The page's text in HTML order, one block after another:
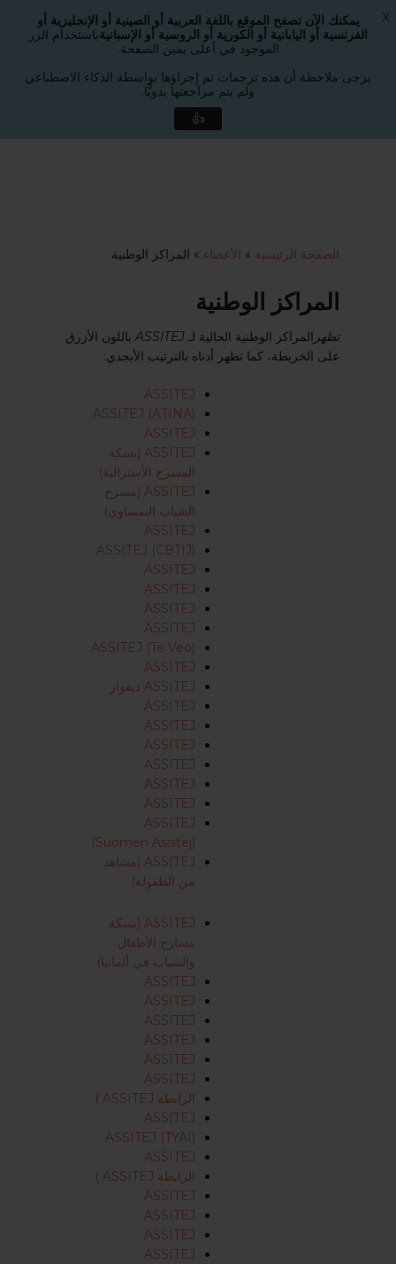
بحث
القائمة
الصفحة الرئيسية » الأعضاء » المراكز الوطنية
المراكز الوطنية
تظهر المراكز الوطنية الحالية لـASSITEJ باللون الأزرق
على الخريطة، كما تظهر أدناه بالترتيب الأبجدي:
ASSITEJ
ASSITEJ (ATINA)
ASSITEJ
ASSITEJ (شبكة
المسرح الأسترالية)
ASSITEJ (مسرح
الشباب النمساوي)
ASSITEJ
ASSITEJ (CBTIJ)
ASSITEJ
ASSITEJ
ASSITEJ
ASSITEJ
ASSITEJ (Te Veo)
ASSITEJ
ASSITEJ ديفوار
ASSITEJ
ASSITEJ
ASSITEJ
ASSITEJ
ASSITEJ
ASSITEJ
ASSITEJ
(Suomen Assitej)
ASSITEJ (مشاهد
من الطفولة)
ASSITEJ (شبكة
مسارح الأطفال
والشباب في ألمانيا)
ASSITEJ
ASSITEJ
ASSITEJ
ASSITEJ
ASSITEJ
ASSITEJ
الرابطة ASSITEJ )
ASSITEJ
ASSITEJ (TYAI)
ASSITEJ
الرابطة ASSITEJ )
ASSITEJ
ASSITEJ
ASSITEJ
ASSITEJ
القائمة
يمكنك الآن تصفح الموقع باللغة العربية أو الصينية أو الإنجليزية أو
الفرنسية أو اليابانية أو الكورية أو الروسية أو الإسبانيةباستخدام الزر
الموجود في أعلى يمين الصفحة.
يرجى ملاحظة أن هذه ترجمات تم إجراؤها بواسطة الذكاء الاصطناعي
ولم يتم مراجعتها يدويًّا.
👍
X